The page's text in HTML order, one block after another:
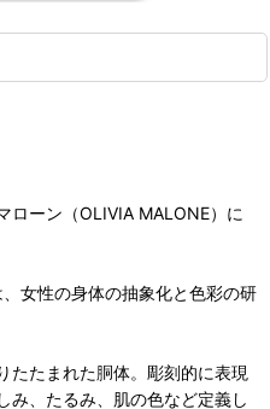
ローン（OLIVIA MALONE）に
女性の身体の抽象化と色彩の研
たたまれた胴体。彫刻的に表現
み、たるみ、肌の色など定義し